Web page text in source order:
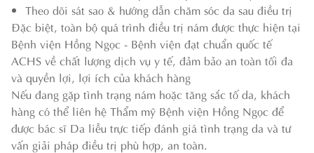
Theo dõi sát sao & hướng dẫn chăm sóc da sau điều trị
Đặc biệt, toàn bộ quá trình điều trị nám được thực hiện tại
Bệnh viện Hồng Ngọc - Bệnh viện đạt chuẩn quốc tế
ACHS về chất lượng dịch vụ y tế, đảm bảo an toàn tối đa
và quyền lợi, lợi ích của khách hàng
Nếu đang gặp tình trạng nám hoặc tăng sắc tố da, khách
hàng có thể liên hệ Thẩm mỹ Bệnh viện Hồng Ngọc để
được bác sĩ Da liễu trực tiếp đánh giá tình trạng da và tư
vấn giải pháp điều trị phù hợp, an toàn.